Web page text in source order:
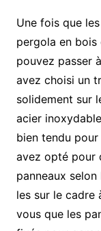
Une fois que
pergola en
pouvez passer
avez choisi un
solidement sur
acier
bien tendu
avez opté pour
panneaux
les sur le cadre
vous que les